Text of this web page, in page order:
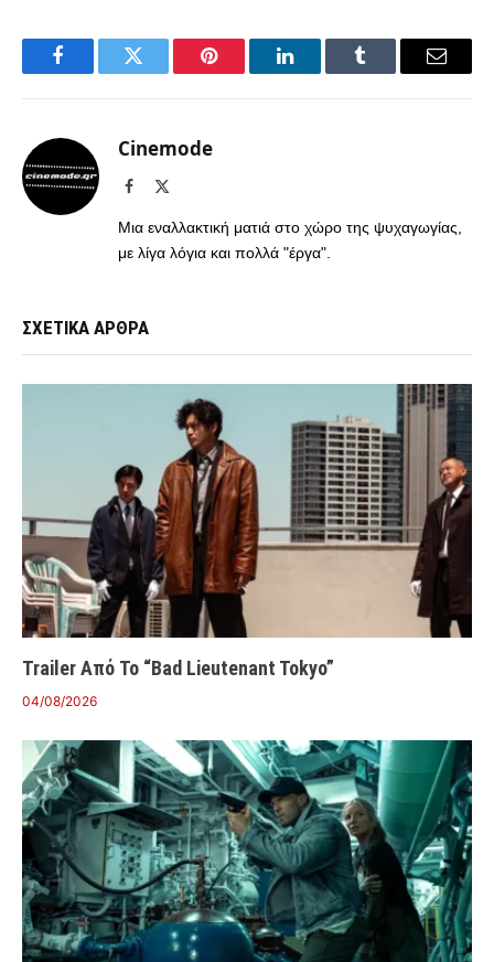
FacebookTwitter Pinterest LinkedInTumblr Email
Cinemode
Facebook
Μια εναλλακτική ματιά στο χώρο της ψυχαγωγίας,
με λίγα λόγια και πολλά "έργα".
ΣΧΕΤΙΚΑ ΑΡΘΡΑ
Trailer Από Το “Bad Lieutenant Tokyo”
04/08/2026